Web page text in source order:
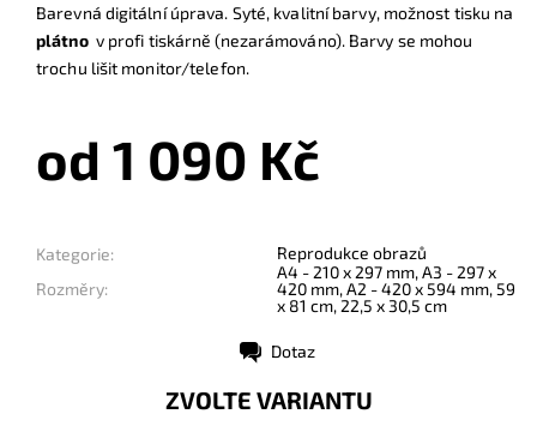
Barevná digitální úprava. Syté, kvalitní barvy, možnost tisku na
plátnov profi tiskárně (nezarámováno). Barvy se mohou
trochu lišit monitor/telefon.
od 1 090 Kč
Kategorie:
Reprodukce obrazů
Rozměry:
A4 - 210 x 297 mm, A3 - 297 x
420 mm, A2 - 420 x 594 mm, 59
x 81 cm, 22,5 x 30,5 cm
Dotaz
ZVOLTE VARIANTU